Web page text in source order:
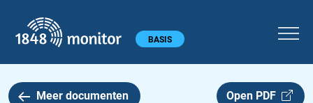
Hoofdmenu BASIS
Meer documenten Open PDF